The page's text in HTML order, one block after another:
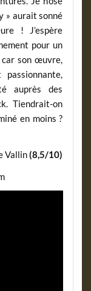
» aurait sonné
! J’espère
pour un
car son œuvre,
auprès des
Tiendrait-on
en moins ?
Vallin(8,5/10)